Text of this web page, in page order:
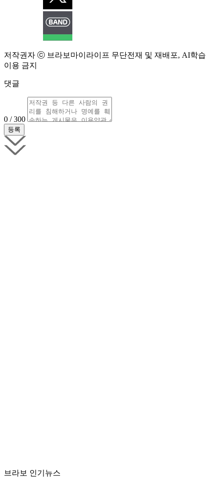
저작권자 ⓒ 브라보마이라이프 무단전재 및 재배포, AI학습
이용 금지
댓글
0 / 300
브라보 인기뉴스